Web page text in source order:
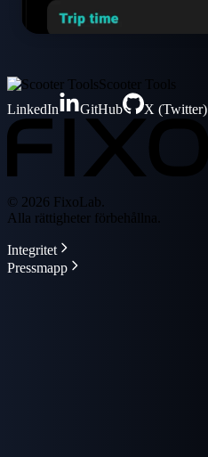
Scooter Tools
LinkedIn
GitHub X (Twitter)
© 2026 FixoLab.
Alla rättigheter förbehållna.
Integritet
Pressmapp